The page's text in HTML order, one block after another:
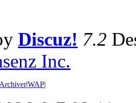
Discuz! 7.2
Inc.
Archiver|WAP|